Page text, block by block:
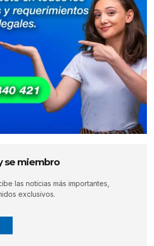
se miembro
las noticias más importantes,
exclusivos.